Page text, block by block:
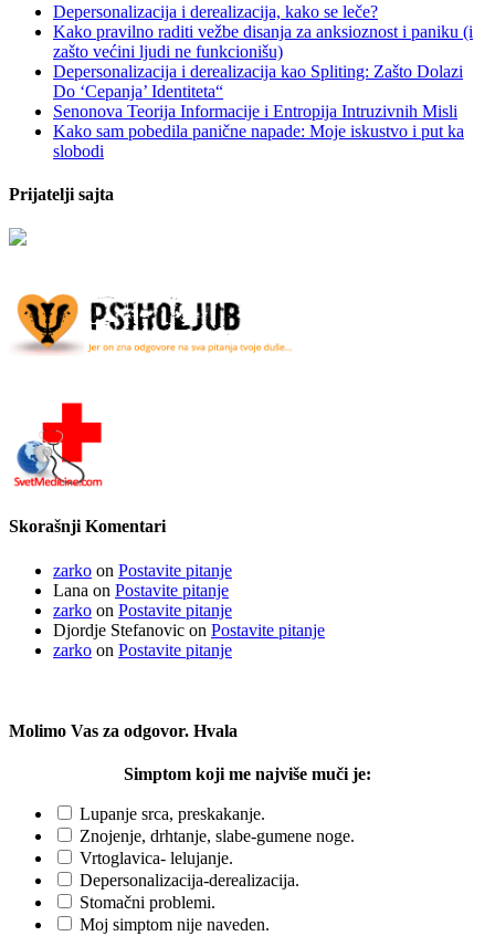
Depersonalizacija i derealizacija, kako se leče?
Kako pravilno raditi vežbe disanja za anksioznost i paniku (i
zašto većini ljudi ne funkcionišu)
Depersonalizacija i derealizacija kao Spliting: Zašto Dolazi
Do ‘Cepanja’ Identiteta“
Senonova Teorija Informacije i Entropija Intruzivnih Misli
Kako sam pobedila panične napade: Moje iskustvo i put ka
slobodi
Prijatelji sajta
Skorašnji Komentari
zarko on Postavite pitanje
Lana on Postavite pitanje
zarko on Postavite pitanje
Djordje Stefanovic on Postavite pitanje
zarko on Postavite pitanje
Molimo Vas za odgovor. Hvala
Simptom koji me najviše muči je:
Lupanje srca, preskakanje.
Znojenje, drhtanje, slabe-gumene noge.
Vrtoglavica- lelujanje.
Depersonalizacija-derealizacija.
Stomačni problemi.
Moj simptom nije naveden.